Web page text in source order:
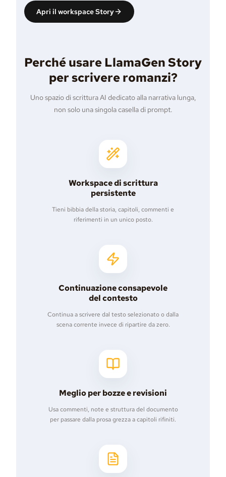
Apri il workspace Story
Perché usare LlamaGen Story
per scrivere romanzi?
Uno spazio di scrittura AI dedicato alla narrativa lunga,
non solo una singola casella di prompt.
Workspace di scrittura
persistente
Tieni bibbia della storia, capitoli, commenti e
riferimenti in un unico posto.
Continuazione consapevole
del contesto
Continua a scrivere dal testo selezionato o dalla
scena corrente invece di ripartire da zero.
Meglio per bozze e revisioni
Usa commenti, note e struttura del documento
per passare dalla prosa grezza a capitoli rifiniti.